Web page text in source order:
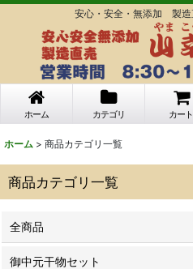
安心・安全・無添加 製造
ホーム カテゴリ カート
ホーム > 商品カテゴリ一覧
商品カテゴリ一覧
全商品
御中元干物セット